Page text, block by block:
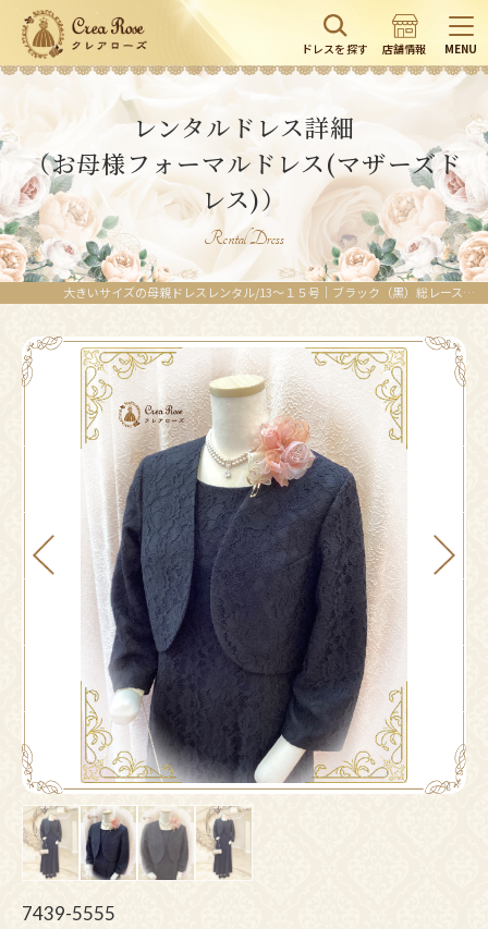
ドレスを探す 店舗情報 MENU
レンタルドレス詳細
（お母様フォーマルドレス(マザーズド
レス)）
Rental Dress
大きいサイズの母親ドレスレンタル/13〜１５号｜ブラック（黒）総レース／総レースが上品な印象のゆったり目正礼装マザーズドレス/クレアローズ東京/クレアローズ横浜元町
7439-5555